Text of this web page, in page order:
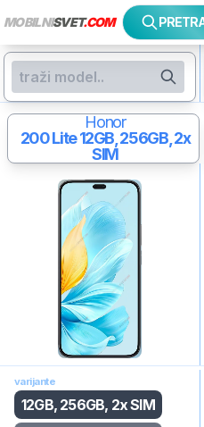
MOBILNISVET.COM
Honor
200 Lite12GB, 256GB, 2x
SIM
varijante
12GB, 256GB, 2x SIM